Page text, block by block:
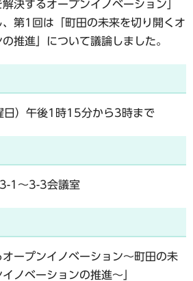
決するオープンイノベーション」
第1回は「町田の未来を切り開くオ
推進」について議論しました。
）午後1時15分から3時まで
1～3-3会議室
オープンイノベーション～町田の未
ノベーションの推進～」